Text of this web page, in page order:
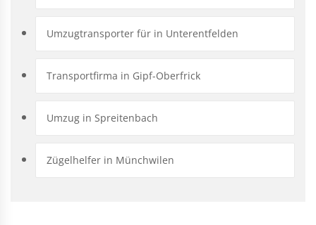
Umzugtransporter für in Unterentfelden
Transportfirma in Gipf-Oberfrick
Umzug in Spreitenbach
Zügelhelfer in Münchwilen